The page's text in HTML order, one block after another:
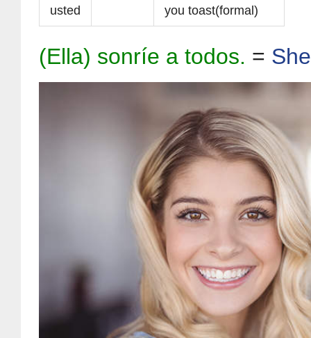
usted
you toast(formal)
(Ella) sonríe a todos. =